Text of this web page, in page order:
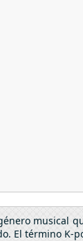
musical
El término K-